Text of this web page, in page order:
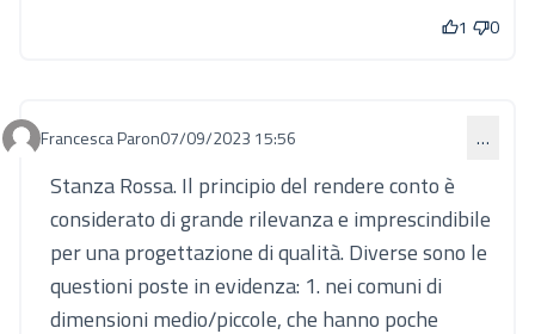
1 0
Commento 856
Francesca Paron07/09/2023 15:56 …
Stanza Rossa. Il principio del rendere conto è
considerato di grande rilevanza e imprescindibile
per una progettazione di qualità. Diverse sono le
questioni poste in evidenza: 1. nei comuni di
dimensioni medio/piccole, che hanno poche